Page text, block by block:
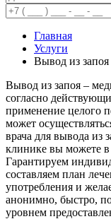
Главная
Услуги
Вывод из запоя
Вывод из запоя –
согласно
применение целого
может
врача для вывода из
клинике вы можете
Гарантируем
составляем план
употребления и
анонимно, быстро,
уровнем